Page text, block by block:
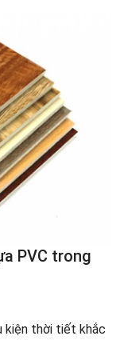
PVC trong
kiện thời tiết khắc